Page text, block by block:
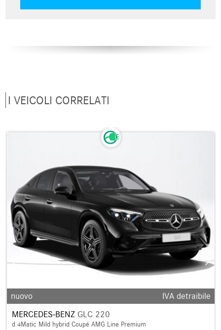
I VEICOLI CORRELATI
nuovo
IVA detraibile
MERCEDES-BENZGLC 220
d 4Matic Mild hybrid Coupé AMG Line Premium